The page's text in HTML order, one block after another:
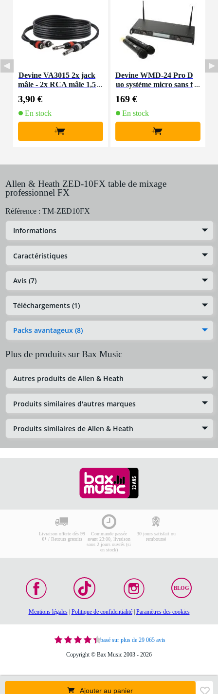
Devine VA3015 2x jack
mâle - 2x RCA mâle 1,5
3,90 €
En stock
+
Devine WMD-24 Pro D
uo système micro sans f
169 €
En stock
+
Allen & Heath ZED-10FX table de mixage
professionnel FX
Référence : TM-ZED10FX
Informations
Caractéristiques
Avis (7)
Téléchargements (1)
Packs avantageux (8)
Plus de produits sur Bax Music
Autres produits de Allen & Heath
Produits similaires d'autres marques
Produits similaires de Allen & Heath
Ajouter au panier
Livraison offerte dès 99
€* / Retours gratuits
Commande passée
avant 23:00, livraison
sous 2 jours ouvrés (si
en stock)
30 jours satisfait ou
remboursé
BLOG
Mentions légales| Politique de confidentialité| Paramètres des cookies
basé sur plus de 29 065 avis
Copyright © Bax Music 2003 - 2026